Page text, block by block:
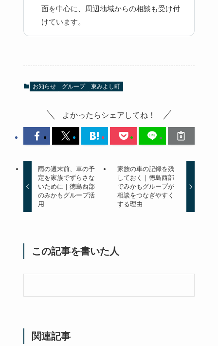
面を中心に、周辺地域からの相談も受け付
けています。
お知らせ グループ 東みよし町
よかったらシェアしてね！
雨の週末前、車の予
定を家族でずらさな
いために｜徳島西部
のみかもグループ活
用
家族の車の記録を残
しておく｜徳島西部
でみかもグループが
相談をつなぎやすく
する理由
この記事を書いた人
関連記事